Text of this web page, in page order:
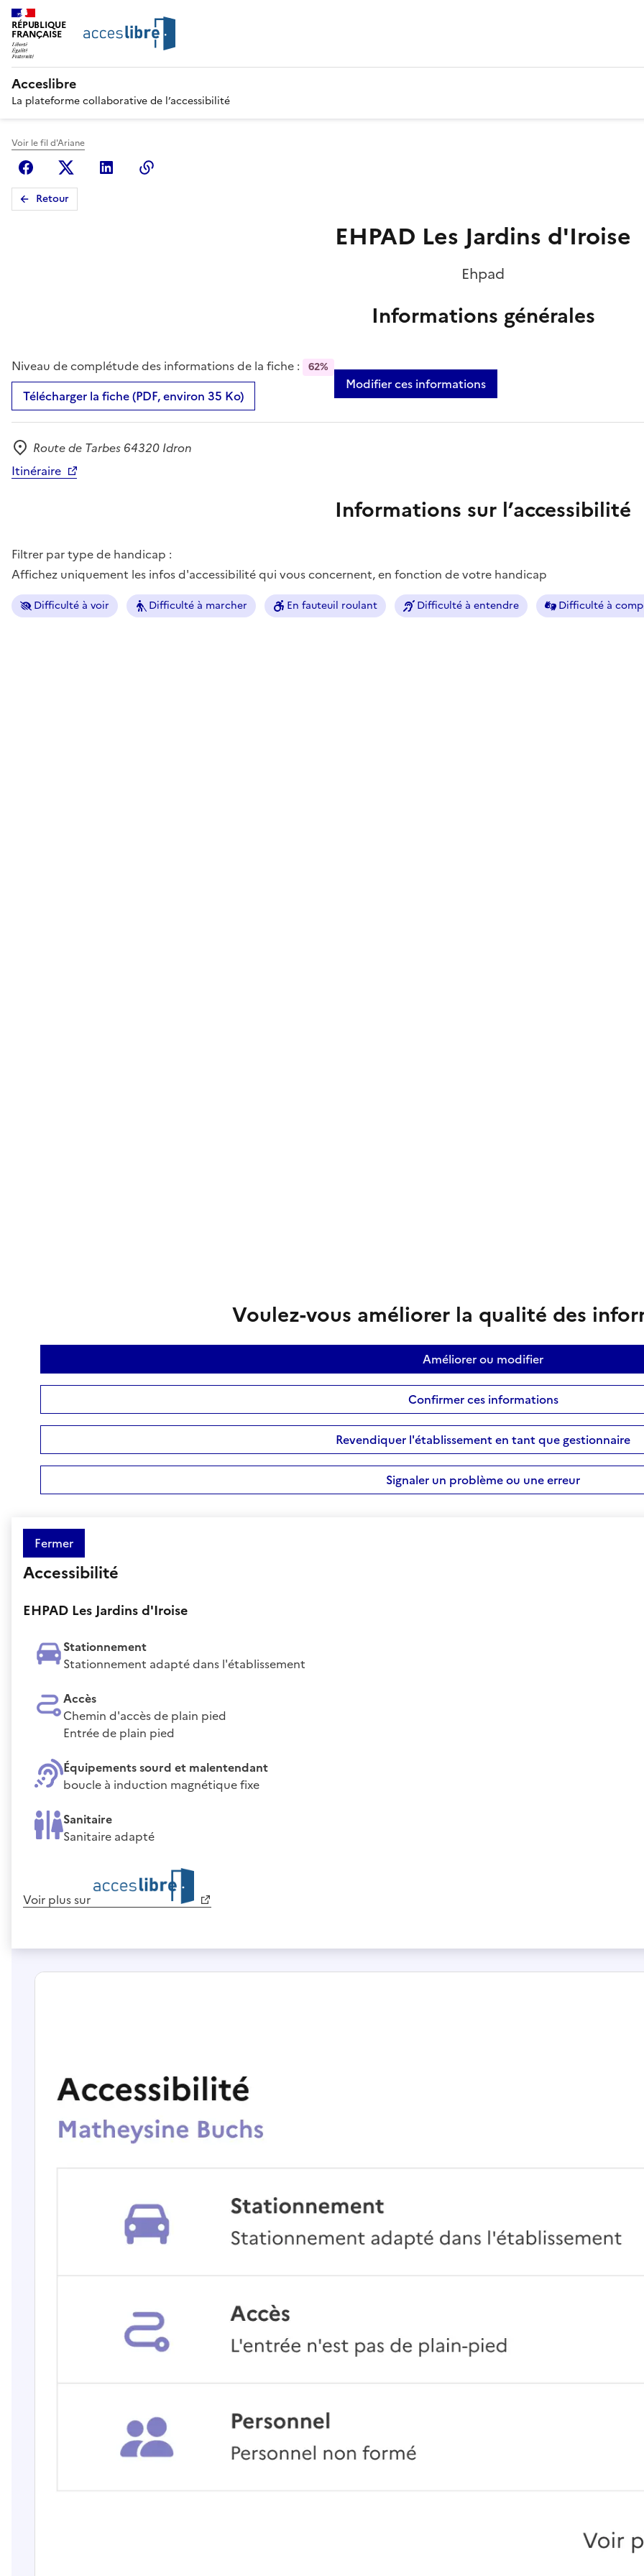
RÉPUBLIQUE
FRANÇAISE
Acceslibre
La plateforme collaborative de l’accessibilité
Voir le fil d'Ariane
FacebookX (anciennement Twitter)
Linkedin
Retour
EHPAD Les Jardins d'Iroise
Ehpad
Informations générales
Niveau de complétude des informations de la fiche : 62%
Télécharger la fiche (PDF, environ 35 Ko)
Modifier ces informations
Adresse
Route de Tarbes 64320 Idron
Itinéraire
Informations sur l’accessibilité
Filtrer par type de handicap :
Affichez uniquement les infos d'accessibilité qui vous concernent, en fonction de votre handicap
Difficulté à voir Difficulté à marcher En fauteuil roulant Difficulté à entendre Difficulté à
Voulez-vous améliorer la qualité des
Améliorer ou modifier
Confirmer ces informations
Revendiquer l'établissement en tant que gestionnaire
Signaler un problème ou une erreur
Fermer
Accessibilité
EHPAD Les Jardins d'Iroise
Stationnement
Stationnement adapté dans l'établissement
Accès
Chemin d'accès de plain pied
Entrée de plain pied
Équipements sourd et malentendant
boucle à induction magnétique fixe
Sanitaire
Sanitaire adapté
Voir plus sur